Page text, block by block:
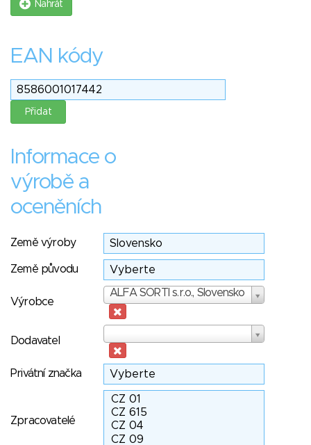
Nahrát
EAN kódy
Informace o
výrobě a
oceněních
Země výroby
Země původu
Výrobce
ALFA SORTI s.r.o., Slovensko
Výrobce
Dodavatel
Privátní značka
Zpracovatelé